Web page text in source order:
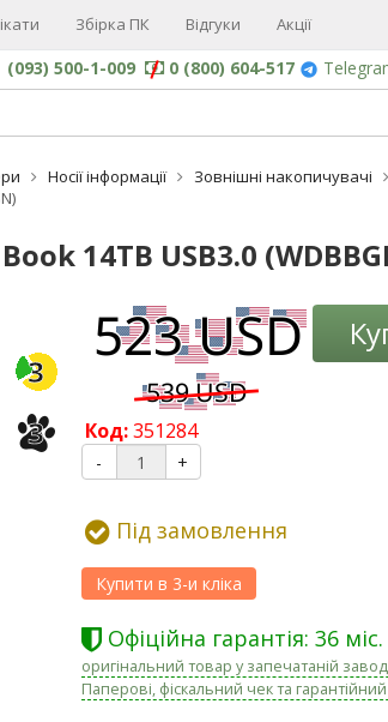
Збірка ПК Відгуки Акції
(093) 500-1-009 0 (800) 604-517
Носії інформації Зовнішні накопичувачі
14TB USB3.0
3
3
Код:351284
- +
Під замовлення
Офіційна гарантія: 36 міс.
оригінальний товар у запечатаній
Паперові, фіскальний чек та